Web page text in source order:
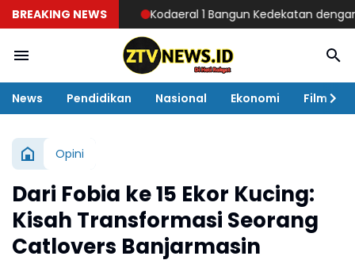
BREAKING NEWSKodaeral 1 Bangun Kedekatan dengan
News Pendidikan Nasional Ekonomi Film
Opini
Dari Fobia ke 15 Ekor Kucing:
Kisah Transformasi Seorang
Catlovers Banjarmasin